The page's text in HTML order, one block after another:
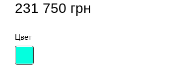
231 750 грн
Цвет